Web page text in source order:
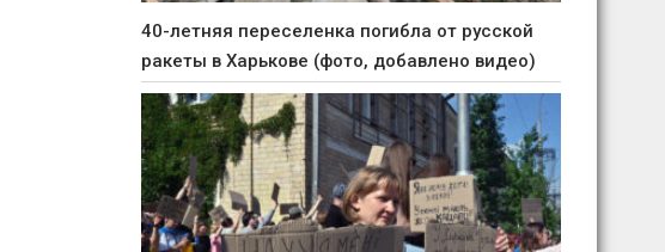
40-летняя переселенка погибла от русской
ракеты в Харькове (фото, добавлено видео)